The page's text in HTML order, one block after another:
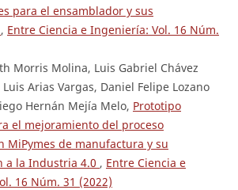
para el ensamblador y sus
, Entre Ciencia e Ingeniería: Vol. 16 Núm.
Morris Molina, Luis Gabriel Chávez
Luis Arias Vargas, Daniel Felipe Lozano
Hernán Mejía Melo, Prototipo
el mejoramiento del proceso
MiPymes de manufactura y su
a la Industria 4.0 , Entre Ciencia e
16 Núm. 31 (2022)